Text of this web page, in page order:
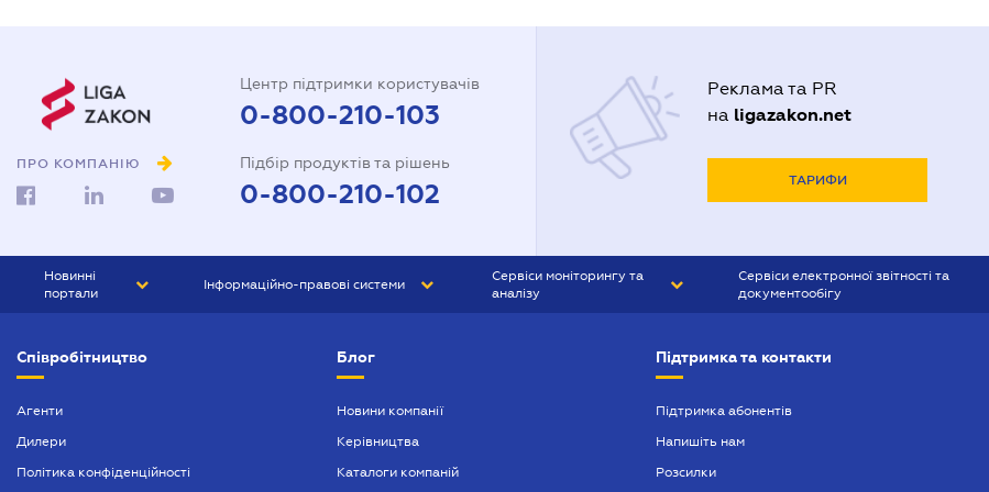
ПРО КОМПАНІЮ
Центр підтримки користувачів
0-800-210-103
Підбір продуктів та рішень
0-800-210-102
Реклама та PR
на ligazakon.net
ТАРИФИ
Новинні
портали
БІЗНЕС
Інформаційно-правові системи
БУХГАЛТЕР ПРОФ
Сервіси моніторингу та
аналізу
Сервіси електронної звітності та
документообігу
Співробітництво
Агенти
Дилери
Політика конфіденційності
Блог
Новини компанії
Керівництва
Каталоги компаній
Підтримка та контакти
Підтримка абонентів
Напишіть нам
Розсилки